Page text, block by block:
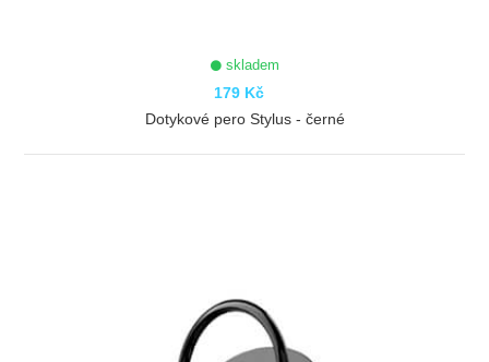
skladem
179 Kč
Dotykové pero Stylus - černé